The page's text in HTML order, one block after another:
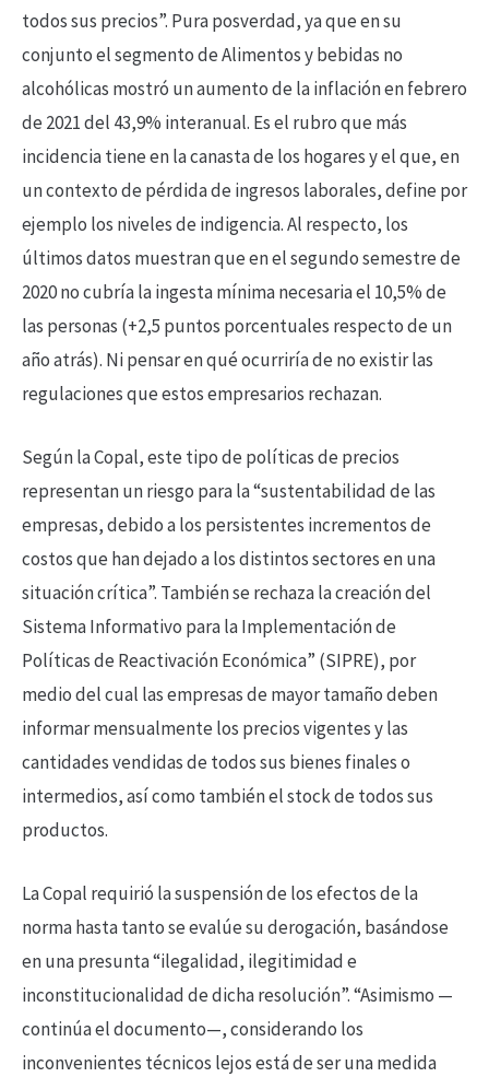
todos sus precios”. Pura posverdad, ya que en su
conjunto el segmento de Alimentos y bebidas no
alcohólicas mostró un aumento de la inflación en febrero
de 2021 del 43,9% interanual. Es el rubro que más
incidencia tiene en la canasta de los hogares y el que, en
un contexto de pérdida de ingresos laborales, define por
ejemplo los niveles de indigencia. Al respecto, los
últimos datos muestran que en el segundo semestre de
2020 no cubría la ingesta mínima necesaria el 10,5% de
las personas (+2,5 puntos porcentuales respecto de un
año atrás). Ni pensar en qué ocurriría de no existir las
regulaciones que estos empresarios rechazan.
Según la Copal, este tipo de políticas de precios
representan un riesgo para la “sustentabilidad de las
empresas, debido a los persistentes incrementos de
costos que han dejado a los distintos sectores en una
situación crítica”. También se rechaza la creación del
Sistema Informativo para la Implementación de
Políticas de Reactivación Económica” (SIPRE), por
medio del cual las empresas de mayor tamaño deben
informar mensualmente los precios vigentes y las
cantidades vendidas de todos sus bienes finales o
intermedios, así como también el stock de todos sus
productos.
La Copal requirió la suspensión de los efectos de la
norma hasta tanto se evalúe su derogación, basándose
en una presunta “ilegalidad, ilegitimidad e
inconstitucionalidad de dicha resolución”. “Asimismo —
continúa el documento—, considerando los
inconvenientes técnicos lejos está de ser una medida